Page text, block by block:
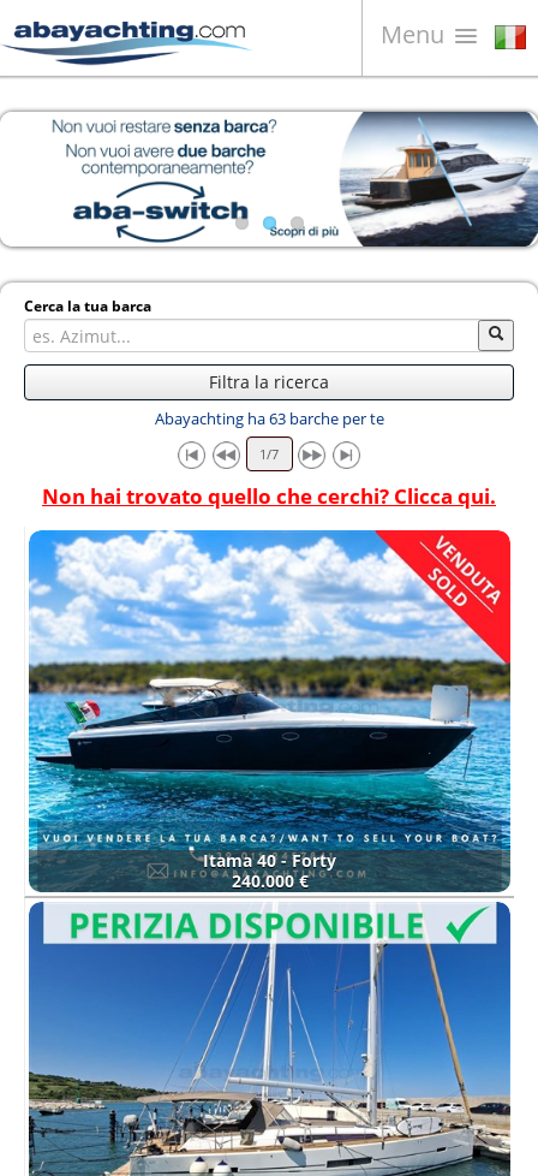
Menu
Barche in vendita
Chi siamo
Vendi la tua barca
News
Video
Cerca la tua barca
Filtra la ricerca
Abayachting ha 63 barche per te
Non hai trovato quello che cerchi? Clicca qui.
Itama 40 - Forty
240.000 €